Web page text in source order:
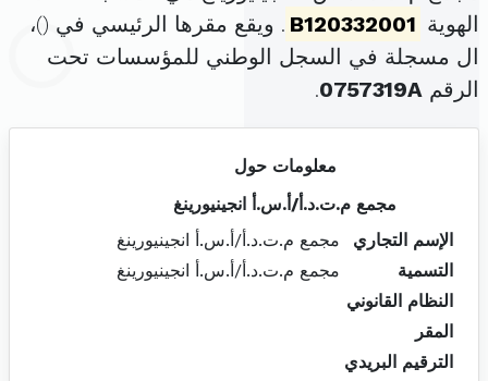
الهوية B120332001 . ويقع مقرها الرئيسي في ()،
ال مسجلة في السجل الوطني للمؤسسات تحت
الرقم 0757319A
.
معلومات حول
مجمع م.ت.د.أ/أ.س.أ انجينيورينغ
الإسم التجاري
مجمع م.ت.د.أ/أ.س.أ انجينيورينغ
التسمية
مجمع م.ت.د.أ/أ.س.أ انجينيورينغ
النظام القانوني
المقر
الترقيم البريدي